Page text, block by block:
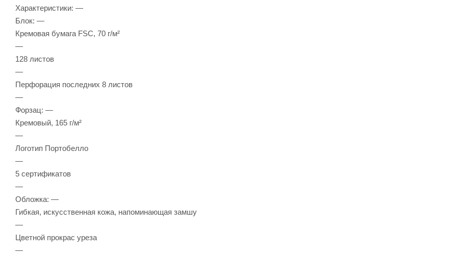
Характеристики: —
Блок: —
Кремовая бумага FSC, 70 г/м²
—
128 листов
—
Перфорация последних 8 листов
—
Форзац: —
Кремовый, 165 г/м²
—
Логотип Портобелло
—
5 сертификатов
—
Обложка: —
Гибкая, искусственная кожа, напоминающая замшу
—
Цветной прокрас уреза
—